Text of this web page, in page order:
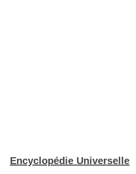
Encyclopédie Universelle